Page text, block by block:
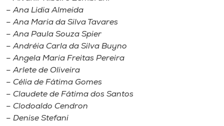
– Ana Lidia Almeida
– Ana Maria da Silva Tavares
– Ana Paula Souza Spier
– Andréia Carla da Silva Buyno
– Angela Maria Freitas Pereira
– Arlete de Oliveira
– Célia de Fátima Gomes
– Claudete de Fátima dos Santos
– Clodoaldo Cendron
– Denise Stefani